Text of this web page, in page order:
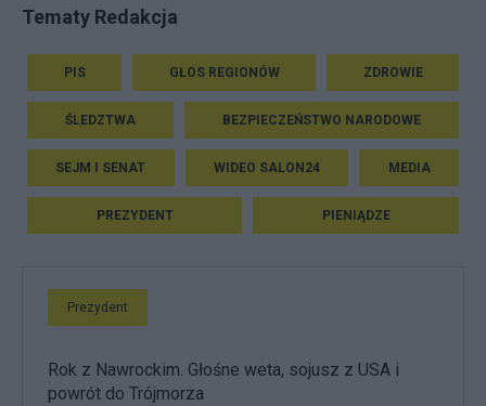
Tematy Redakcja
PIS GŁOS REGIONÓW ZDROWIE
ŚLEDZTWA BEZPIECZEŃSTWO NARODOWE
SEJM I SENAT WIDEO SALON24 MEDIA
PREZYDENT PIENIĄDZE
Prezydent
Rok z Nawrockim. Głośne weta, sojusz z USA i
powrót do Trójmorza